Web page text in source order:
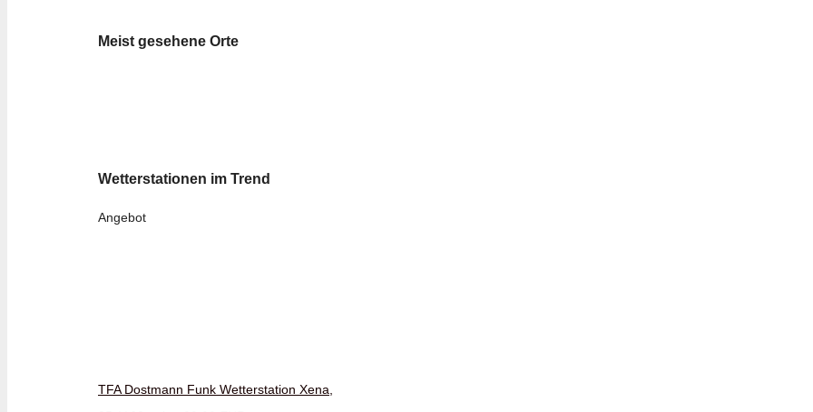
Meist gesehene Orte
Wetterstationen im Trend
Angebot
TFA Dostmann Funk Wetterstation Xena,